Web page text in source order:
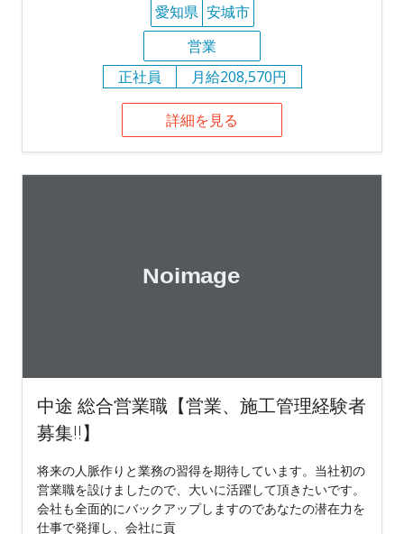
愛知県 安城市
営業
正社員
月給208,570円
詳細を見る
中途 総合営業職【営業、施工管理経験者
募集!!】
将来の人脈作りと業務の習得を期待しています。当社初の
営業職を設けましたので、大いに活躍して頂きたいです。
会社も全面的にバックアップしますのであなたの潜在力を
仕事で発揮し、会社に貢